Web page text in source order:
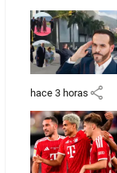
hace 3 horas share